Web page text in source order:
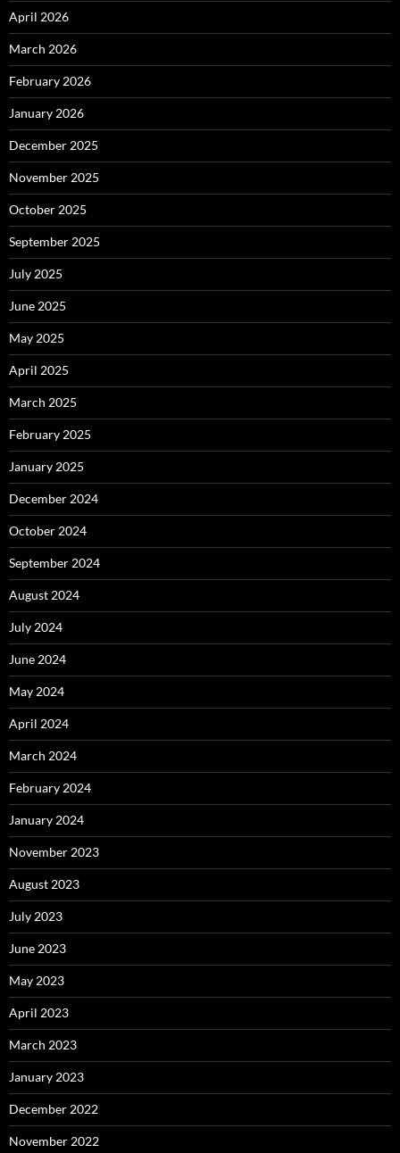
April 2026
March 2026
February 2026
January 2026
December 2025
November 2025
October 2025
September 2025
July 2025
June 2025
May 2025
April 2025
March 2025
February 2025
January 2025
December 2024
October 2024
September 2024
August 2024
July 2024
June 2024
May 2024
April 2024
March 2024
February 2024
January 2024
November 2023
August 2023
July 2023
June 2023
May 2023
April 2023
March 2023
January 2023
December 2022
November 2022